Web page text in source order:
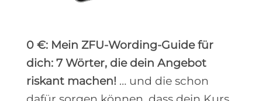
0 €: Mein ZFU-Wording-Guide für
dich: 7 Wörter, die dein Angebot
riskant machen! … und die schon